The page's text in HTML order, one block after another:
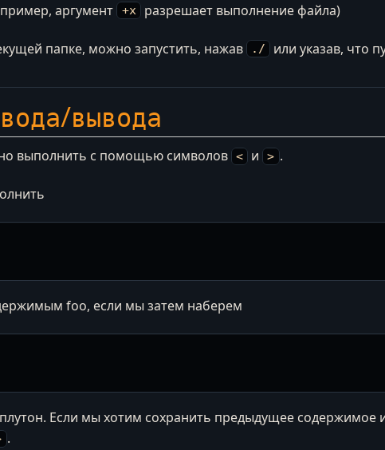
аргумент +x разрешает выполнение файла)
папке, можно запустить, нажав ./ или указав, что
вывода
выполнить с помощью символов < и > .
foo, если мы затем наберем
Если мы хотим сохранить предыдущее содержимое
.